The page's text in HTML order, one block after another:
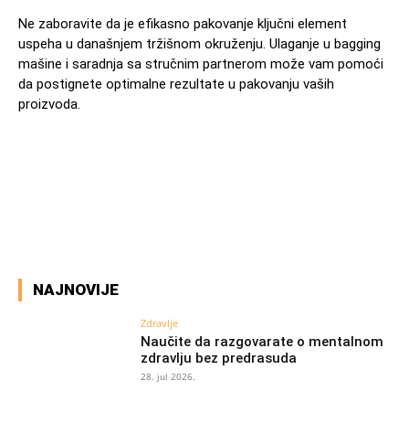
Ne zaboravite da je efikasno pakovanje ključni element
uspeha u današnjem tržišnom okruženju. Ulaganje u bagging
mašine i saradnja sa stručnim partnerom može vam pomoći
da postignete optimalne rezultate u pakovanju vaših
proizvoda.
NAJNOVIJE
Zdravlje
Naučite da razgovarate o mentalnom
zdravlju bez predrasuda
28. jul 2026.